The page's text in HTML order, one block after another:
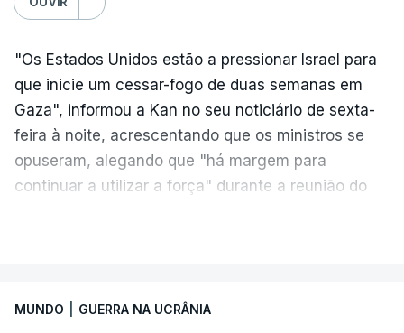
"Os Estados Unidos estão a pressionar Israel para
que inicie um cessar-fogo de duas semanas em
Gaza", informou a Kan no seu noticiário de sexta-
feira à noite, acrescentando que os ministros se
opuseram, alegando que "há margem para
continuar a utilizar a força" durante a reunião do
aplicação do plano de desarmamento do Hamas.
MUNDO GUERRA NA UCRÂNIA